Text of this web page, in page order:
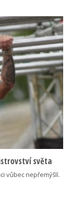
světa
vůbec nepřemýšlí.